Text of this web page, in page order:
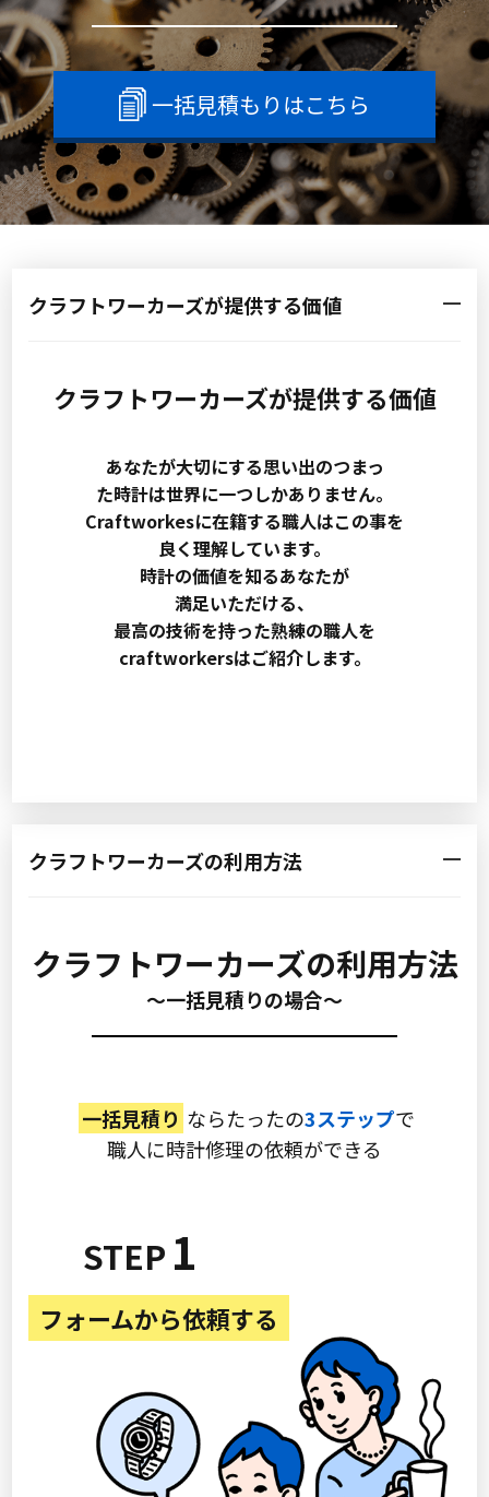
一括見積もりはこちら
クラフトワーカーズが提供する価値
クラフトワーカーズが提供する価値
あなたが大切にする思い出のつまっ
た時計は世界に一つしかありません。
Craftworkesに在籍する職人はこの事を
良く理解しています。
時計の価値を知るあなたが
満足いただける、
最高の技術を持った熟練の職人を
craftworkersはご紹介します。
クラフトワーカーズの利用方法
クラフトワーカーズの利用方法
〜一括見積りの場合〜
一括見積り ならたったの3ステップで
職人に時計修理の依頼ができる
1
フォームから依頼する